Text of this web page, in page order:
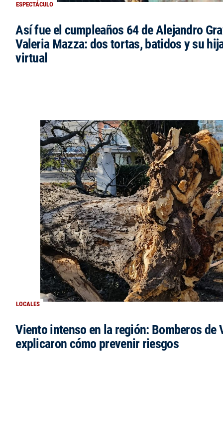
ESPECTÁCULO
Así fue el cumpleaños 64 de Alejandro
Valeria Mazza: dos tortas, batidos y su
virtual
LOCALES
Viento intenso en la región: Bomberos de
explicaron cómo prevenir riesgos